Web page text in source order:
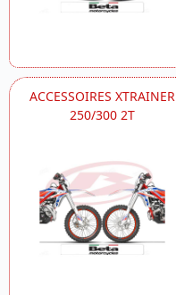
ACCESSOIRES XTRAINER
250/300 2T